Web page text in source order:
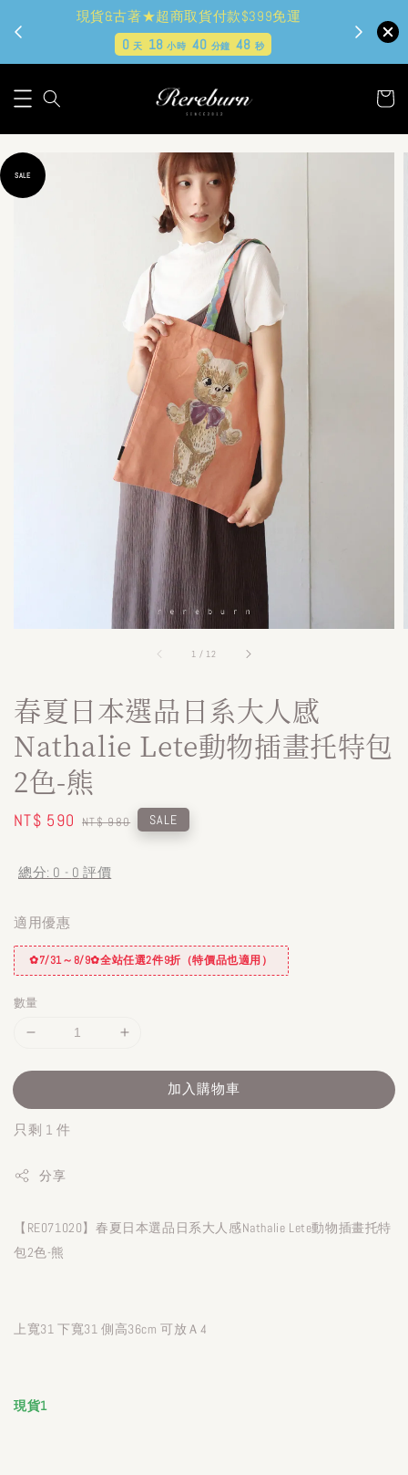
現貨&古著★超商取貨付款$399免運
0天 18小時 40 分鐘 47 秒
1 / 12
SALE
春夏日本選品日系大人感
Nathalie Lete動物插畫托特包
2色-熊
Sale
NT$ 590 Regular
NT$ 980 SALE
總分: 0 - 0 評價
適用優惠
✿7/31～8/9✿全站任選2件9折（特價品也適用）
數量
加入購物車
只剩 1 件
分享
【RE071020】春夏日本選品日系大人感Nathalie Lete動物插畫托特
包2色-熊
上寬31 下寬31 側高36cm 可放Ａ4
現貨1